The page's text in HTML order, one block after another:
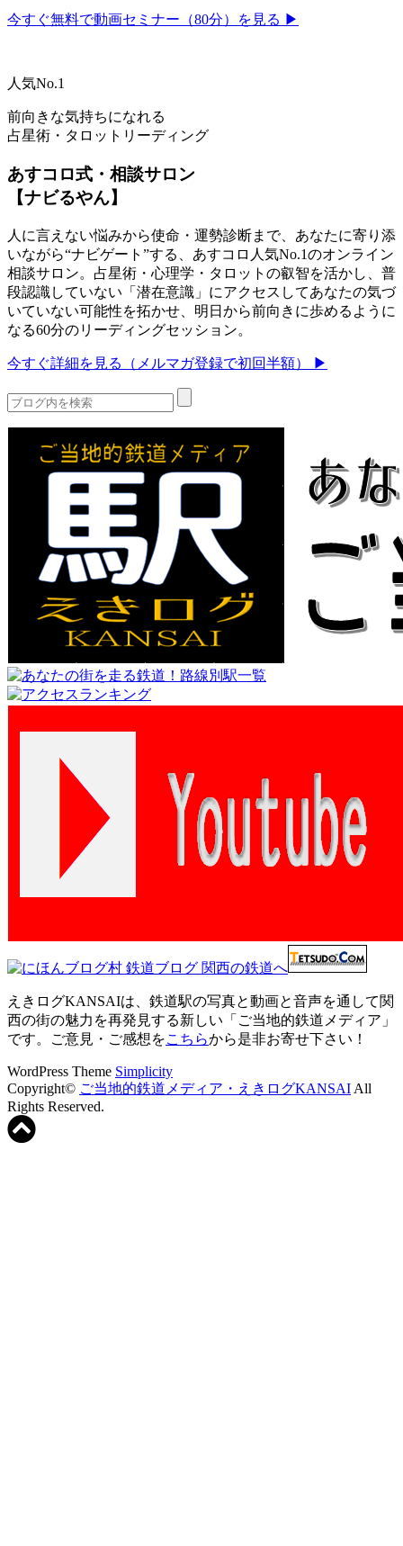
今すぐ無料で動画セミナー（80分）を見る ▶
人気No.1
前向きな気持ちになれる
占星術・タロットリーディング
あすコロ式・相談サロン
【ナビるやん】
人に言えない悩みから使命・運勢診断まで、あなたに寄り添
いながら“ナビゲート”する、あすコロ人気No.1のオンライン
相談サロン。占星術・心理学・タロットの叡智を活かし、普
段認識していない「潜在意識」にアクセスしてあなたの気づ
いていない可能性を拓かせ、明日から前向きに歩めるように
なる60分のリーディングセッション。
今すぐ詳細を見る（メルマガ登録で初回半額） ▶
えきログKANSAIは、鉄道駅の写真と動画と音声を通して関
西の街の魅力を再発見する新しい「ご当地的鉄道メディア」
です。ご意見・ご感想をこちらから是非お寄せ下さい！
WordPress Theme Simplicity
Copyright© ご当地的鉄道メディア・えきログKANSAI All
Rights Reserved.